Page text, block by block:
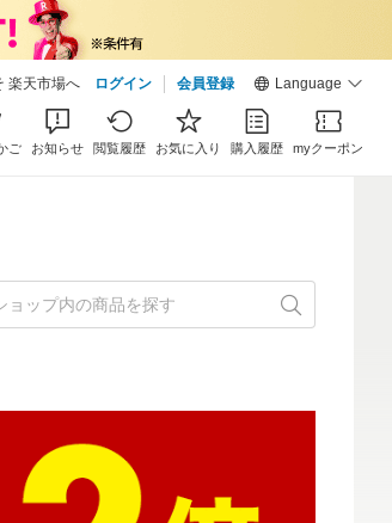
楽天市場へ ログイン 会員登録 Language
ご お知らせ 閲覧履歴 お気に入り 購入履歴 myクーポン